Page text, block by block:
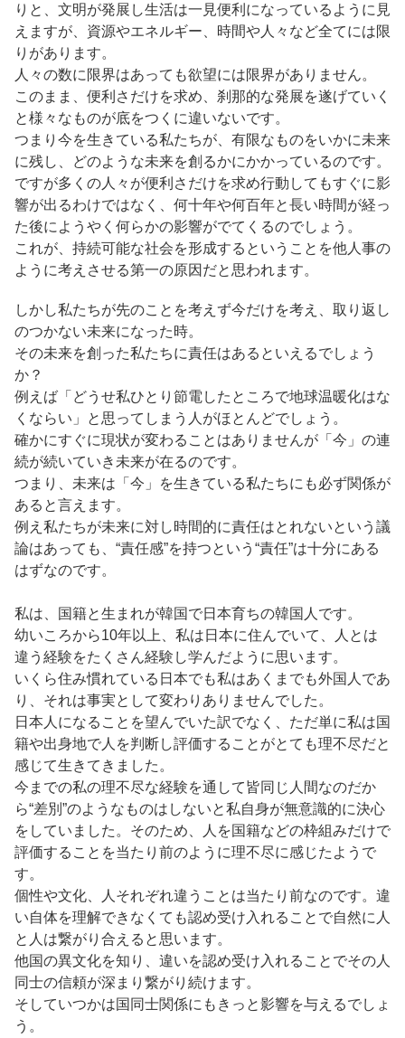
りと、文明が発展し生活は一見便利になっているように見
えますが、資源やエネルギー、時間や人々など全てには限
りがあります。
人々の数に限界はあっても欲望には限界がありません。
このまま、便利さだけを求め、刹那的な発展を遂げていく
と様々なものが底をつくに違いないです。
つまり今を生きている私たちが、有限なものをいかに未来
に残し、どのような未来を創るかにかかっているのです。
ですが多くの人々が便利さだけを求め行動してもすぐに影
響が出るわけではなく、何十年や何百年と長い時間が経っ
た後にようやく何らかの影響がでてくるのでしょう。
これが、持続可能な社会を形成するということを他人事の
ように考えさせる第一の原因だと思われます。
しかし私たちが先のことを考えず今だけを考え、取り返し
のつかない未来になった時。
その未来を創った私たちに責任はあるといえるでしょう
か？
例えば「どうせ私ひとり節電したところで地球温暖化はな
くならい」と思ってしまう人がほとんどでしょう。
確かにすぐに現状が変わることはありませんが「今」の連
続が続いていき未来が在るのです。
つまり、未来は「今」を生きている私たちにも必ず関係が
あると言えます。
例え私たちが未来に対し時間的に責任はとれないという議
論はあっても、“責任感”を持つという“責任”は十分にある
はずなのです。
私は、国籍と生まれが韓国で日本育ちの韓国人です。
幼いころから10年以上、私は日本に住んでいて、人とは
違う経験をたくさん経験し学んだように思います。
いくら住み慣れている日本でも私はあくまでも外国人であ
り、それは事実として変わりありませんでした。
日本人になることを望んでいた訳でなく、ただ単に私は国
籍や出身地で人を判断し評価することがとても理不尽だと
感じて生きてきました。
今までの私の理不尽な経験を通して皆同じ人間なのだか
ら“差別”のようなものはしないと私自身が無意識的に決心
をしていました。そのため、人を国籍などの枠組みだけで
評価することを当たり前のように理不尽に感じたようで
す。
個性や文化、人それぞれ違うことは当たり前なのです。違
い自体を理解できなくても認め受け入れることで自然に人
と人は繋がり合えると思います。
他国の異文化を知り、違いを認め受け入れることでその人
同士の信頼が深まり繋がり続けます。
そしていつかは国同士関係にもきっと影響を与えるでしょ
う。